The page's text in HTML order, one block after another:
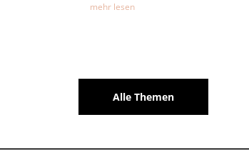
mehr lesen
Alle Themen